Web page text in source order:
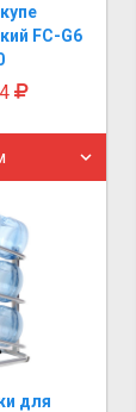
FC-G6
для